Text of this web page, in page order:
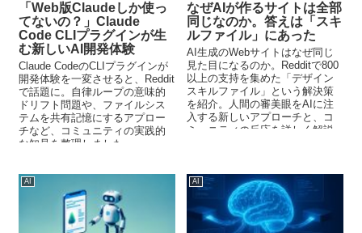
「Web版Claudeしか使っ
てないの？」Claude
Code CLIプラグインが生
む新しいAI開発体験
Claude CodeのCLIプラグインが
開発体験を一変させると、Reddit
で話題に。自律ループの意味的
ドリフト問題や、ファイルシス
テムを共有記憶にするアプロー
チなど、コミュニティの実践的
な知見を整理しました。
なぜAIが作るサイトは全部
同じなのか。答えは「スキ
ルファイル」にあった
AI生成のWebサイトはなぜ同じ
見た目になるのか。Redditで800
以上の支持を集めた「デザイン
スキルファイル」という解決策
を紹介。人間の審美眼をAIに注
入する新しいアプローチと、コ
ミュニティの反応を詳しく解説
AI AI